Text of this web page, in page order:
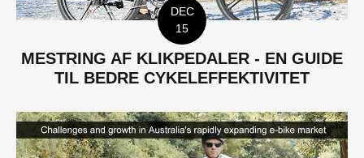
DEC
15
MESTRING AF KLIKPEDALER - EN GUIDE
TIL BEDRE CYKELEFFEKTIVITET